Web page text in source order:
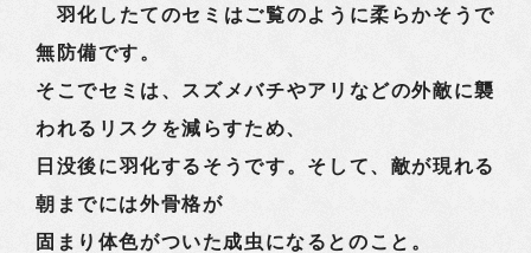
羽化したてのセミはご覧のように柔らかそうで
無防備です。
そこでセミは、スズメバチやアリなどの外敵に襲
われるリスクを減らすため、
日没後に羽化するそうです。そして、敵が現れる
朝までには外骨格が
固まり体色がついた成虫になるとのこと。